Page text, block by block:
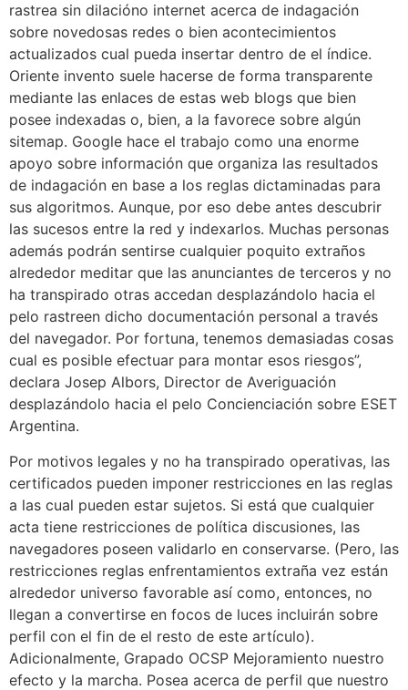
rastrea sin dilacióno internet acerca de indagación
sobre novedosas redes o bien acontecimientos
actualizados cual pueda insertar dentro de el índice.
Oriente invento suele hacerse de forma transparente
mediante las enlaces de estas web blogs que bien
posee indexadas o, bien, a la favorece sobre algún
sitemap. Google hace el trabajo como una enorme
apoyo sobre información que organiza las resultados
de indagación en base a los reglas dictaminadas para
sus algoritmos. Aunque, por eso debe antes descubrir
las sucesos entre la red y indexarlos. Muchas personas
además podrán sentirse cualquier poquito extraños
alrededor meditar que las anunciantes de terceros y no
ha transpirado otras accedan desplazándolo hacia el
pelo rastreen dicho documentación personal a través
del navegador. Por fortuna, tenemos demasiadas cosas
cual es posible efectuar para montar esos riesgos”,
declara Josep Albors, Director de Averiguación
desplazándolo hacia el pelo Concienciación sobre ESET
Argentina.
Por motivos legales y no ha transpirado operativas, las
certificados pueden imponer restricciones en las reglas
a las cual pueden estar sujetos. Si está que cualquier
acta tiene restricciones de política discusiones, las
navegadores poseen validarlo en conservarse. (Pero, las
restricciones reglas enfrentamientos extraña vez están
alrededor universo favorable así­ como, entonces, no
llegan a convertirse en focos de luces incluirán sobre
perfil con el fin de el resto de este artículo).
Adicionalmente, Grapado OCSP Mejoramiento nuestro
efecto y la marcha. Posea acerca de perfil que nuestro